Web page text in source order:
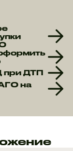
при ДТП
на